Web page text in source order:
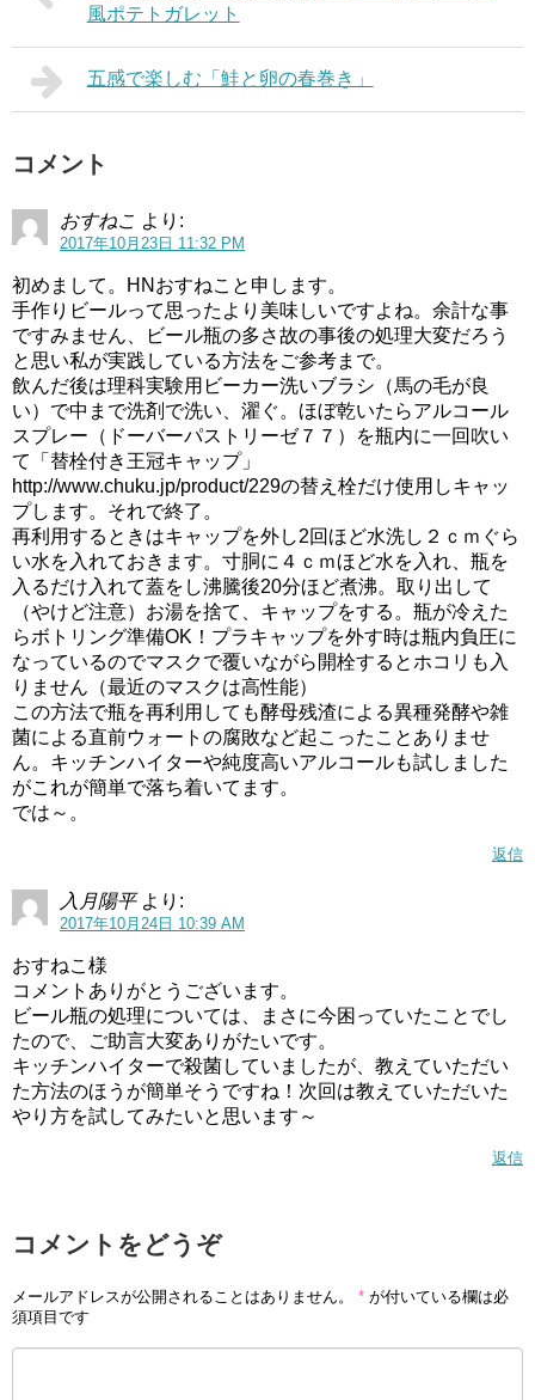
風ポテトガレット
五感で楽しむ「鮭と卵の春巻き」
コメント
おすねこ より:
2017年10月23日 11:32 PM
初めまして。HNおすねこと申します。
手作りビールって思ったより美味しいですよね。余計な事
ですみません、ビール瓶の多さ故の事後の処理大変だろう
と思い私が実践している方法をご参考まで。
飲んだ後は理科実験用ビーカー洗いブラシ（馬の毛が良
い）で中まで洗剤で洗い、濯ぐ。ほぼ乾いたらアルコール
スプレー（ドーバーパストリーゼ７７）を瓶内に一回吹い
て「替栓付き王冠キャップ」
http://www.chuku.jp/product/229の替え栓だけ使用しキャッ
プします。それで終了。
再利用するときはキャップを外し2回ほど水洗し２ｃｍぐら
い水を入れておきます。寸胴に４ｃｍほど水を入れ、瓶を
入るだけ入れて蓋をし沸騰後20分ほど煮沸。取り出して
（やけど注意）お湯を捨て、キャップをする。瓶が冷えた
らボトリング準備OK！プラキャップを外す時は瓶内負圧に
なっているのでマスクで覆いながら開栓するとホコリも入
りません（最近のマスクは高性能）
この方法で瓶を再利用しても酵母残渣による異種発酵や雑
菌による直前ウォートの腐敗など起こったことありませ
ん。キッチンハイターや純度高いアルコールも試しました
がこれが簡単で落ち着いてます。
では～。
返信
入月陽平 より:
2017年10月24日 10:39 AM
おすねこ様
コメントありがとうございます。
ビール瓶の処理については、まさに今困っていたことでし
たので、ご助言大変ありがたいです。
キッチンハイターで殺菌していましたが、教えていただい
た方法のほうが簡単そうですね！次回は教えていただいた
やり方を試してみたいと思います～
返信
コメントをどうぞ
メールアドレスが公開されることはありません。 * が付いている欄は必
須項目です